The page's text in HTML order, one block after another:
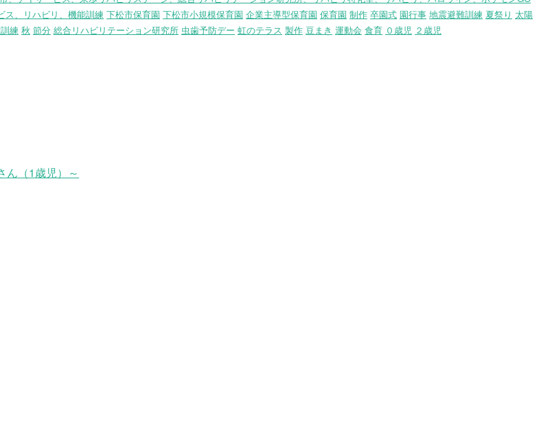
ス、リハビリ、機能訓練 下松市保育園 下松市小規模保育園 企業主導型保育園 保育園 制作 卒園式 園行事 地震避難訓練 夏祭り 太陽
練 秋 節分 総合リハビリテーション研究所 虫歯予防デー 虹のテラス 製作 豆まき 運動会 食育 ０歳児 ２歳児
（1歳児）～